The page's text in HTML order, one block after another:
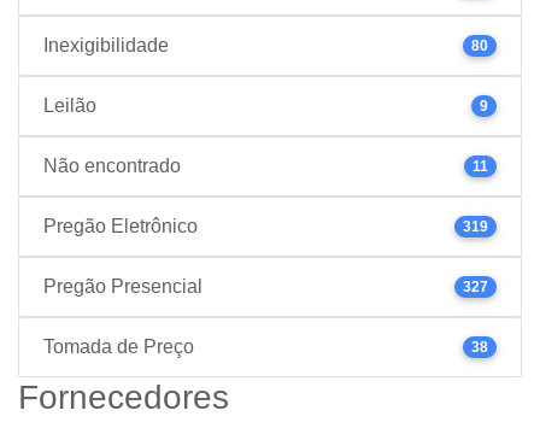
Inexigibilidade 80
Leilão 9
Não encontrado 11
Pregão Eletrônico 319
Pregão Presencial 327
Tomada de Preço 38
Fornecedores